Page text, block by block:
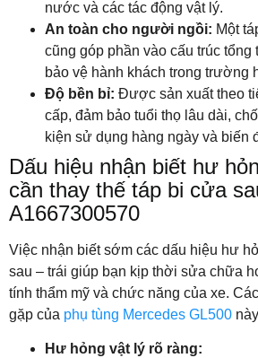
nước và các tác động vật lý.
An toàn cho người ngồi: Một
cũng góp phần vào cấu trúc tổng
bảo vệ hành khách trong trường
Độ bền bỉ: Được sản xuất theo
cấp, đảm bảo tuổi thọ lâu dài,
kiện sử dụng hàng ngày và biến
Dấu hiệu nhận biết hư
cần thay thế táp bi cửa
A1667300570
Việc nhận biết sớm các dấu hiệu hư
sau – trái giúp bạn kịp thời sửa chữa
tính thẩm mỹ và chức năng của xe.
gặp của phụ tùng Mercedes GL500
Hư hỏng vật lý rõ ràng: